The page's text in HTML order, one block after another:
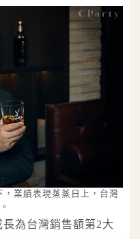
業績表現蒸蒸日上，台灣
為台灣銷售額第2大